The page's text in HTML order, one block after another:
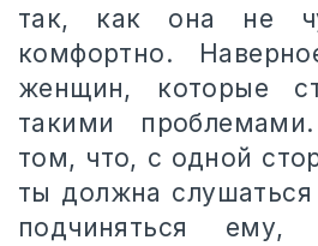
так, как она не
комфортно.
женщин, которые
такими
том, что, с одной
ты должна
подчиняться